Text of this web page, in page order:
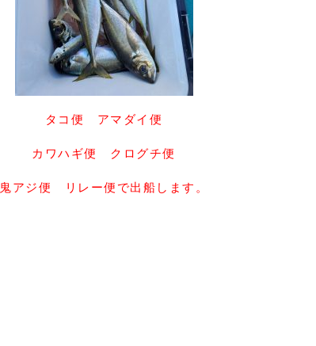
タコ便 アマダイ便
カワハギ便 クログチ便
鬼アジ便 リレー便で出船します。